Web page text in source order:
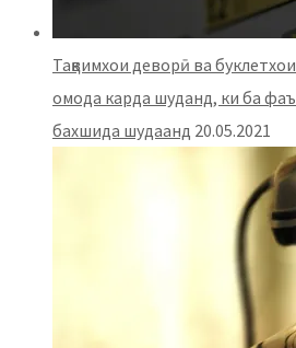
Тақвимхои деворӣ ва
омода карда шуданд, ки ба
бахшида шудаанд 20.05.2021